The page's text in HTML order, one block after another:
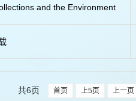
and the Environment
共6页 首页 上5页 上一页